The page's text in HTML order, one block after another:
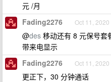
元 /月
Fading2276 Oct 11, 2020
@des 移动还有 8 元保号套
带来电显示
Fading2276 Oct 11, 2020
更正下，30 分钟通话